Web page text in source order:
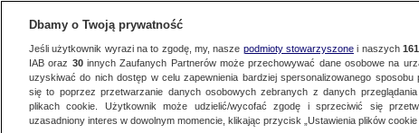
Dbamy o Twoją prywatność
Jeśli użytkownik wyrazi na to zgodę, my, nasze podmioty stowarzyszonei naszych 161
IAB oraz 30innych Zaufanych Partnerów może przechowywać dane osobowe na
uzyskiwać do nich dostęp w celu zapewnienia bardziej spersonalizowanego sposobu
się to poprzez przetwarzanie danych osobowych zebranych z danych
plikach cookie. Użytkownik może udzielić/wycofać zgodę i sprzeciwić się
uzasadniony interes w dowolnym momencie, klikając przycisk „Ustawienia plików cookie